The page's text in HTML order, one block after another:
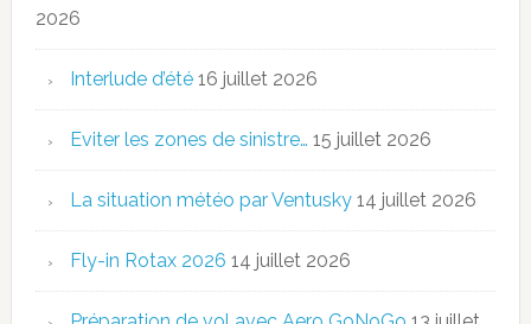
2026
Interlude d’été 16 juillet 2026
Eviter les zones de sinistre… 15 juillet 2026
La situation météo par Ventusky 14 juillet 2026
Fly-in Rotax 2026 14 juillet 2026